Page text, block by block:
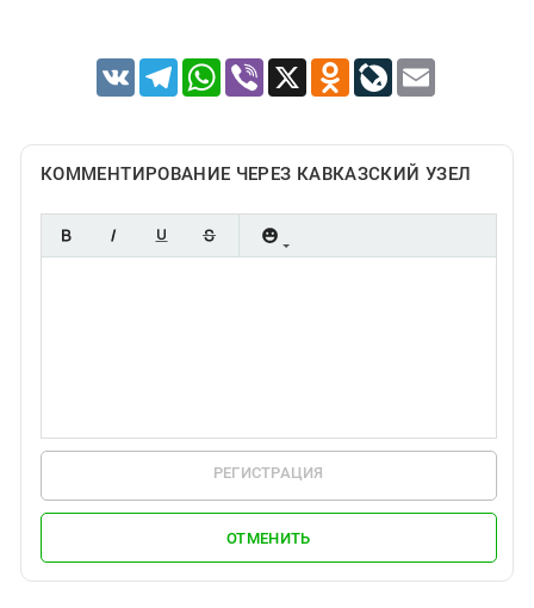
VK TelegramWhatsApp
Viber X Odnoklassniki
LiveJournal
Email
КОММЕНТИРОВАНИЕ ЧЕРЕЗ КАВКАЗСКИЙ УЗЕЛ
РЕГИСТРАЦИЯ
ОТМЕНИТЬ